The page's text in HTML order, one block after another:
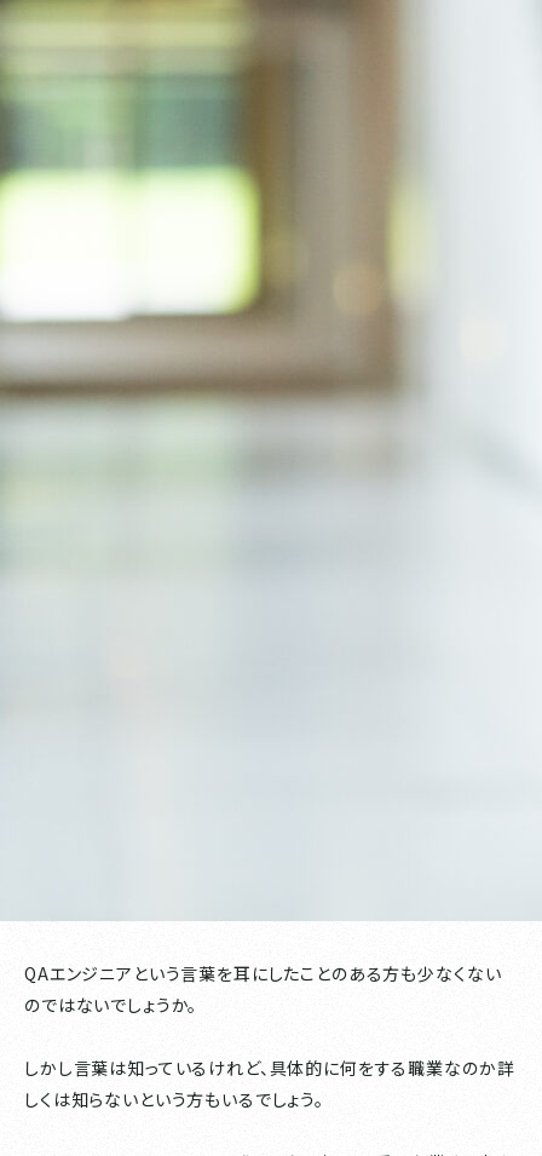
QAエンジニアという言葉を耳にしたことのある方も少なくない
のではないでしょうか。
しかし言葉は知っているけれど、具体的に何をする職業なのか詳
しくは知らないという方もいるでしょう。